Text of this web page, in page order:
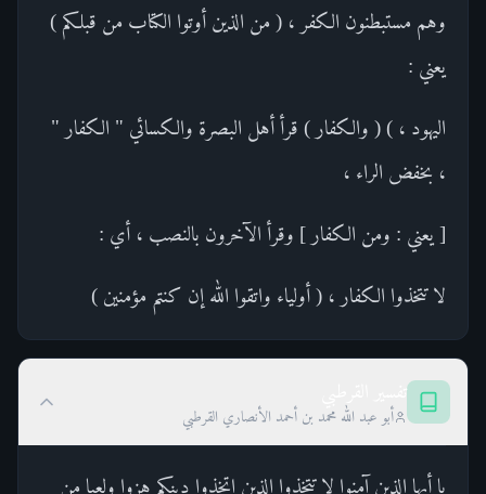
وهم مستبطنون الكفر ، ( من الذين أوتوا الكتاب من قبلكم )
يعني :
اليهود ، ) ( والكفار ) قرأ أهل البصرة والكسائي " الكفار "
، بخفض الراء ،
[ يعني : ومن الكفار ] وقرأ الآخرون بالنصب ، أي :
لا تتخذوا الكفار ، ( أولياء واتقوا الله إن كنتم مؤمنين )
أبو عبد الله محمد بن أحمد الأنصاري القرطبي
يا أيها الذين آمنوا لا تتخذوا الذين اتخذوا دينكم هزوا ولعبا من